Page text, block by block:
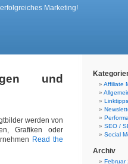
Marketing!
und
werden von
Grafiken oder
Read the
Affiliate
Linktipps
SEO /
Social
Archiv
Februar